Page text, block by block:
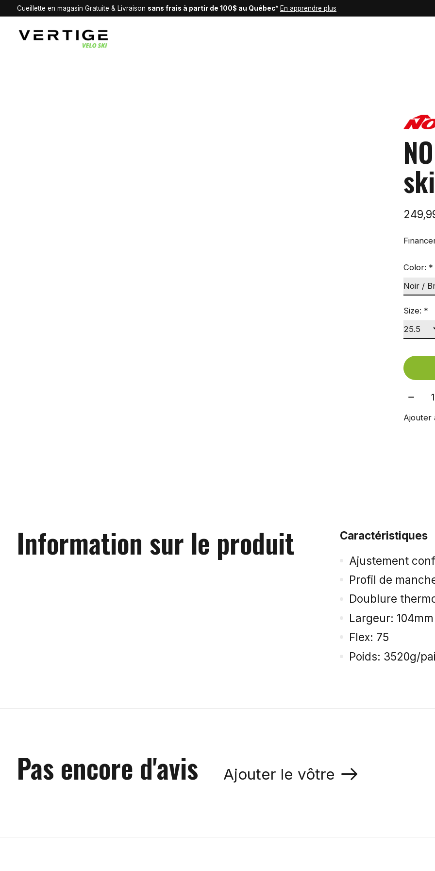
Cueillette en magasin Gratuite & Livraison sans frais à partir de 100$ au Québec* En apprendre plus
Color: *
Size: *
Ajouter
Information sur le produit
Caractéristiques
Ajustement
Profil de
Doublure
Largeur: 104mm
Flex: 75
Poids: 3520g/
Pas encore d'avis Ajouter le vôtre